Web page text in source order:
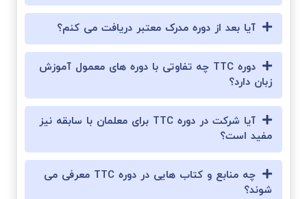
آیا بعد از دوره مدرک معتبر دریافت می کنم؟
دوره TTC چه تفاوتی با دوره های معمول آموزش
زبان دارد؟
آیا شرکت در دوره TTC برای معلمان با سابقه نیز
مفید است؟
چه منابع و کتاب هایی در دوره TTC معرفی می
شوند؟